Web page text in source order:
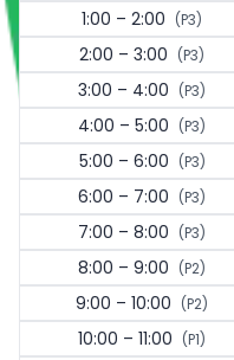
1:00 – 2:00 (P3)
2:00 – 3:00 (P3)
3:00 – 4:00 (P3)
4:00 – 5:00 (P3)
5:00 – 6:00 (P3)
6:00 – 7:00 (P3)
7:00 – 8:00 (P3)
8:00 – 9:00 (P2)
9:00 – 10:00 (P2)
10:00 – 11:00 (P1)